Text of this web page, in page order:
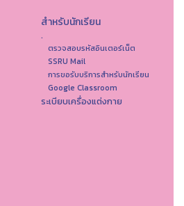
สำหรับนักเรียน
.
ตรวจสอบรหัสอินเตอร์เน็ต
SSRU Mail
การขอรับบริการสำหรับนักเรียน
Google Classroom
ระเบียบเครื่องแต่งกาย